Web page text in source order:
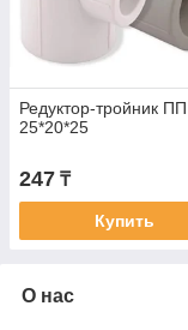
Редуктор-тройник ПП
25*20*25
247 ₸
Купить
О нас